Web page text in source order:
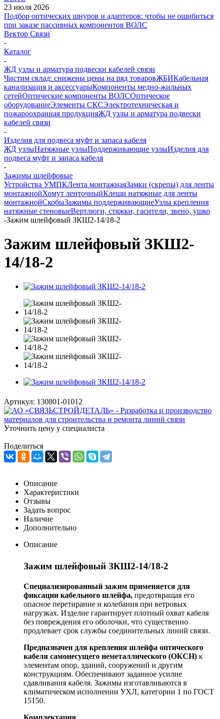
23 июля 2026
Подбор оптических шнуров и адаптеров: чтобы не ошибиться
при заказе пассивных компонентов ВОЛС
Вектор Связи
-
Каталог
-
ЖД узлы и арматура подвески кабелей связи
Чистим склад: снижены цены на ряд товаровЖБИКабельная
канализация и аксессуарыКомпоненты медно-жильных
сетейОптические компоненты ВОЛСОптическое
оборудованиеЭлементы СКСЭлектротехническая и
пожароохранная продукцияЖД узлы и арматура подвески
кабелей связи
-
Изделия для подвеса муфт и запаса кабеля
ЖД узлыНатяжные узлыПоддерживающие узлыИзделия для
подвеса муфт и запаса кабеля
-
Зажимы шлейфовые
Устройства УМПКЛента монтажнаяЗамки (скрепы) для ленты
монтажнойХомут ленточныйКлещи натяжные для ленты
монтажнойСкобыЗажимы поддерживающиеУзлы крепления
натяжные стеновыеВертлюги, стяжки, гасители, звено, ушко
-Зажим шлейфовый ЗКШ2-14/18-2
Зажим шлейфовый ЗКШ2-
14/18-2
Артикул: 130801-01012
Уточнить цену у специалиста
Поделиться
Описание
Характеристики
Отзывы
Задать вопрос
Наличие
Дополнительно
Описание
Зажим шлейфовый ЗКШ2-14/18-2
Специализированный зажим применяется для
фиксации кабельного шлейфа, предотвращая его
опасное перетирание и колебания при ветровых
нагрузках. Изделие гарантирует плотный охват кабеля
без повреждения его оболочки, что существенно
продлевает срок службы соединительных линий связи.
Предназначен для крепления шлейфа оптического
кабеля самонесущего неметаллического (ОКСН) к
элементам опор, зданий, сооружений и другим
конструкциям. Обеспечивают заданное усилие
сдавливания кабеля. Зажимы изготавливаются в
климатическом исполнении УХЛ, категории 1 по ГОСТ
15150.
Комплектация